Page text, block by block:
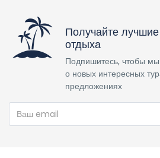
Получайте
отдыха
Подпишитесь, чтобы
о новых интересных
предложениях